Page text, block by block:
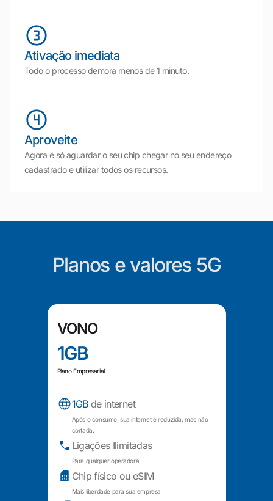
Ativação imediata
Todo o processo demora menos de 1 minuto.
Aproveite
Agora é só aguardar o seu chip chegar no seu endereço
cadastrado e utilizar todos os recursos.
Planos e valores 5G
VONO
1GB
Plano Empresarial
1GBde internet
Após o consumo, sua internet é reduzida, mas não
cortada.
Ligações Ilimitadas
Para qualquer operadora
Chip físico ou eSIM
Mais liberdade para sua empresa